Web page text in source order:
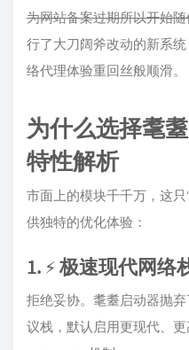
为网站备案过期所以开始
行了大刀阔斧改动的新系统
络代理体验重回丝般顺滑。
为什么选择耄
特性解析
市面上的模块千千万，这
供独特的优化体验：
1. ⚡ 极速现代网络
拒绝妥协。耄耋启动器抛
议栈，默认启用更现代、